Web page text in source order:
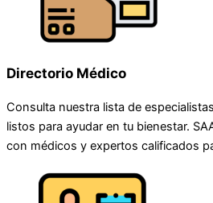
Directorio Médico
Consulta nuestra lista de
listos para ayudar en tu bienestar.
con médicos y expertos calificados